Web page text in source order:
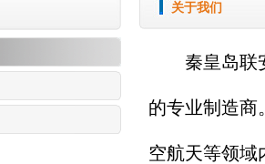
关于我们
秦皇岛联安
的专业制造商
空航天等领域